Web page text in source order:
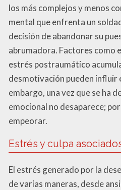
los más complejos y menos
mental que enfrenta un
decisión de abandonar su
abrumadora. Factores como
estrés postraumático
desmotivación pueden influir
embargo, una vez que se ha
emocional no desaparece;
empeorar.
Estrés y culpa
El estrés generado por la
de varias maneras, desde